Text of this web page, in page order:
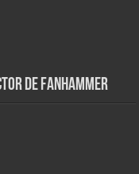
de FanHammer